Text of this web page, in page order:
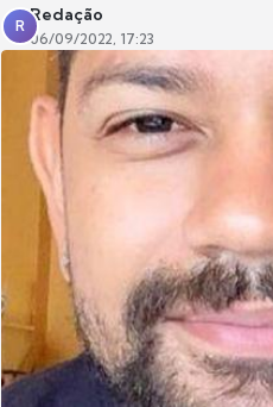
R
Redação
06/09/2022, 17:23